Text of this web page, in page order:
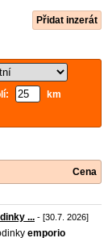
Přidat inzerát
km
Cena
... - [30.7. 2026]
emporio